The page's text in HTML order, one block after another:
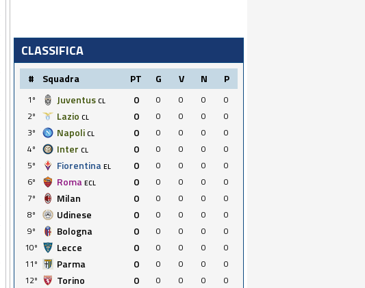
CLASSIFICA
# Squadra PT G V N P
1º Juventus CL 0 0 0 0
0
2º
Lazio CL 0 0 0 0
0
3º
Napoli CL 0 0 0 0
0
4º
Inter CL 0 0 0 0
0
5º
Fiorentina EL 0 0 0 0
0
6º
Roma ECL 0 0 0 0
0
7º
Milan 0 0 0 0
0
8º
Udinese 0 0 0 0
0
9º
Bologna 0 0 0 0
0
10º
Lecce 0 0 0 0
0
11º
Parma 0 0 0 0
0
12º
Torino 0 0 0 0 0